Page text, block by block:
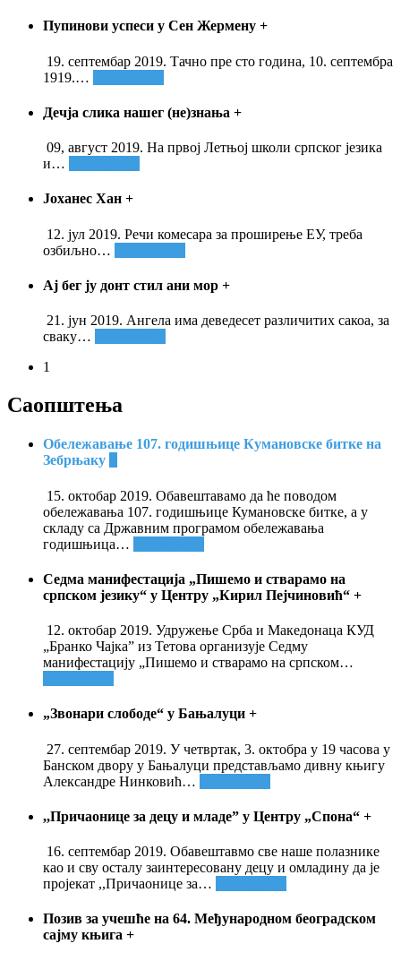
Пупинови успеси у Сен Жермену +
19. септембар 2019. Тачно пре сто година, 10. септембра
1919.…
Дечја слика нашег (не)знања +
09, август 2019. На првој Летњој школи српског језика
и…
Јоханес Хан +
12. јул 2019. Речи комесара за проширење ЕУ, треба
озбиљно…
Ај бег ју донт стил ани мор +
21. јун 2019. Ангела има деведесет различитих сакоа, за
сваку…
1
Саопштења
Обележавање 107. годишњице Кумановске битке на
Зебрњаку
15. октобар 2019. Обавештавамо да ће поводом
обележавања 107. годишњице Кумановске битке, а у
складу са Државним програмом обележавања
годишњица…
Седма манифестација „Пишемо и стварамо на
српском језику“ у Центру „Кирил Пејчиновић“ +
12. октобар 2019. Удружење Срба и Македонаца КУД
„Бранко Чајка” из Тетова организује Седму
манифестацију „Пишемо и стварамо на српском…
„Звонари слободе“ у Бањалуци +
27. септембар 2019. У четвртак, 3. октобра у 19 часова у
Банском двору у Бањалуци представљамо дивну књигу
Александре Нинковић…
,,Причаонице за децу и младе” у Центру „Спона“ +
16. септембар 2019. Обавештавмо све наше полазнике
као и сву осталу заинтересовану децу и омладину да је
пројекат ,,Причаонице за…
Позив за учешће на 64. Међународном београдском
сајму књига +